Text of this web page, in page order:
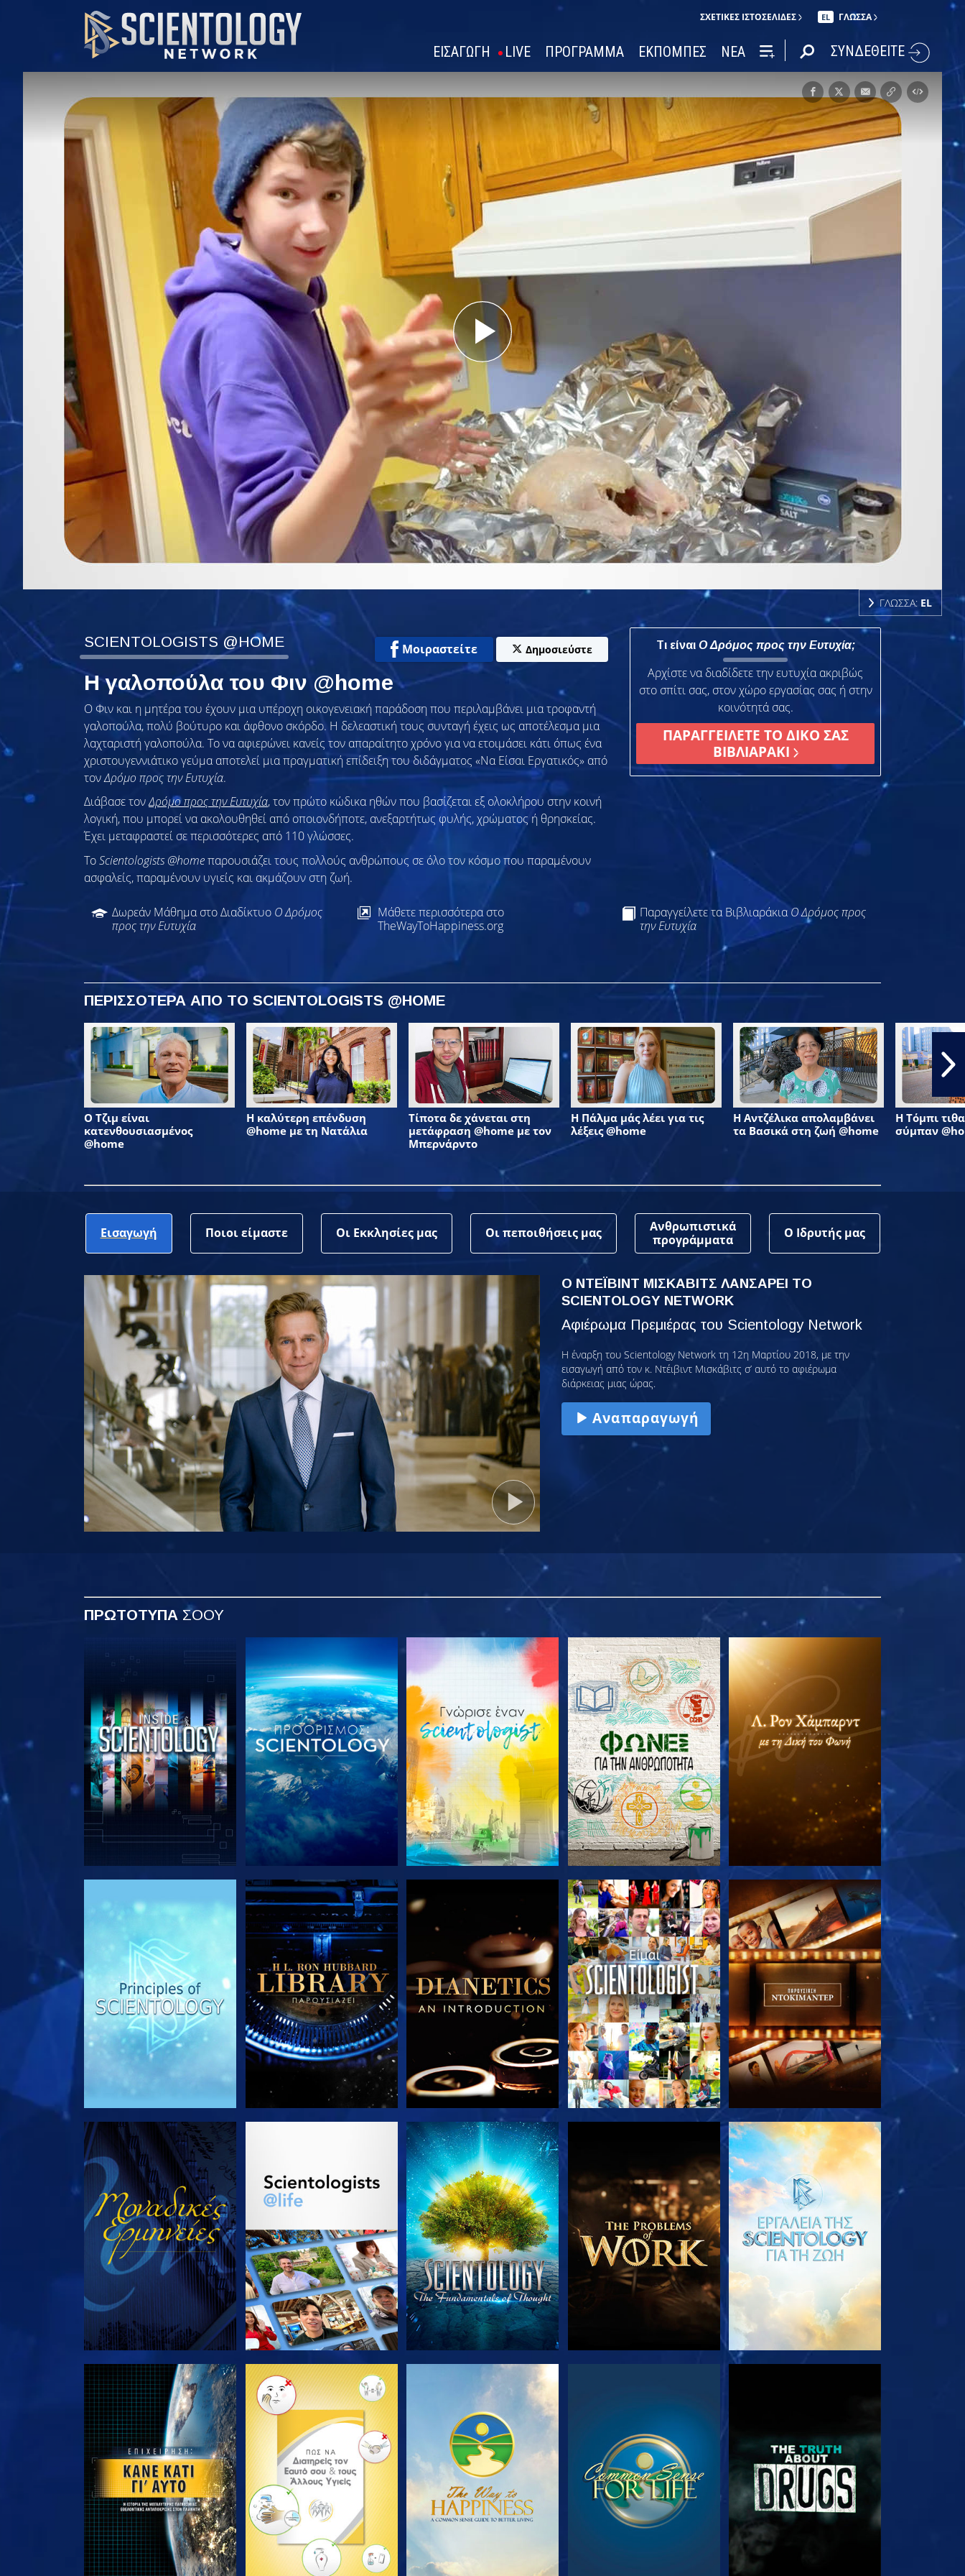
ΣΧΕΤΙΚΈΣ ΙΣΤΟΣΕΛΊΔΕΣ EL ΓΛΩΣΣΑ
ΕΙΣΑΓΩΓΗ LIVE ΠΡΟΓΡΑΜΜΑ ΕΚΠΟΜΠΕΣ ΝΕΑ ΣΥΝΔΕΘΕΙΤΕ
Play
Video
ΓΛΩΣΣΑ: EL
SCIENTOLOGISTS @HOME Μοιραστείτε Δημοσιεύστε
Η γαλοπούλα του Φιν @home
Ο Φιν και η μητέρα του έχουν μια υπέροχη οικογενειακή παράδοση που περιλαμβάνει μια τροφαντή
γαλοπούλα, πολύ βούτυρο και άφθονο σκόρδο. Η δελεαστική τους συνταγή έχεις ως αποτέλεσμα μια
λαχταριστή γαλοπούλα. Το να αφιερώνει κανείς τον απαραίτητο χρόνο για να ετοιμάσει κάτι όπως ένα
χριστουγεννιάτικο γεύμα αποτελεί μια πραγματική επίδειξη του διδάγματος «Να Είσαι Εργατικός» από
τονΔρόμο προς την Ευτυχία.
Διάβασε τονΔρόμο προς την Ευτυχία, τον πρώτο κώδικα ηθών που βασίζεται εξ ολοκλήρου στην κοινή
λογική, που μπορεί να ακολουθηθεί από οποιονδήποτε, ανεξαρτήτως φυλής, χρώματος ή θρησκείας.
Έχει μεταφραστεί σε περισσότερες από 110 γλώσσες.
ToScientologists @homeπαρουσιάζει τους πολλούς ανθρώπους σε όλο τον κόσμο που παραμένουν
ασφαλείς, παραμένουν υγιείς και ακμάζουν στη ζωή.
Τι είναι Ο Δρόμος προς την Ευτυχία;
Αρχίστε να διαδίδετε την ευτυχία ακριβώς
στο σπίτι σας, στον χώρο εργασίας σας ή στην
κοινότητά σας.
ΠΑΡΑΓΓΕΙΛΕΤΕ ΤΟ ΔΙΚΟ ΣΑΣ
ΒΙΒΛΙΑΡΑΚΙ
Δωρεάν Μάθημα στο Διαδίκτυο Ο Δρόμος
προς την Ευτυχία
Μάθετε περισσότερα στο
TheWayToHappiness.org
Παραγγείλετε τα ΒιβλιαράκιαΟ Δρόμος προς
την Ευτυχία
ΠΕΡΙΣΣΟΤΕΡΑ ΑΠΟ ΤΟ SCIENTOLOGISTS @HOME
Ο Τζιμ είναι
κατενθουσιασμένος
@home
Η καλύτερη επένδυση
@home με τη Νατάλια
Τίποτα δε χάνεται στη
μετάφραση @home με τον
Μπερνάρντο
Η Πάλμα μάς λέει για τις
λέξεις @home
Η Αντζέλικα απολαμβάνει
τα Βασικά στη ζωή @home
Η Τόμπι
σύμπαν
Εισαγωγή Ποιοι είμαστε Οι Εκκλησίες μας Οι πεποιθήσεις μας
Ανθρωπιστικά
προγράμματα
Ο Ιδρυτής μας
Ο ΝΤΕΪΒΙΝΤ ΜΙΣΚΑΒΙΤΣ ΛΑΝΣΑΡΕΙ ΤΟ
SCIENTOLOGY NETWORK
Αφιέρωμα Πρεμιέρας του Scientology Network
Η έναρξη του Scientology Network τη 12η Μαρτίου 2018, με την
εισαγωγή από τον κ. Ντέιβιντ Μισκάβιτς σ’ αυτό το αφιέρωμα
διάρκειας μιας ώρας.
Αναπαραγωγή
ΠΡΩΤΟΤΥΠΑ ΣΟΟΥ
ΕΞΕΡΕΥΝΗΣΤΕ ΤΗ ΣΕΙΡΑ ΕΞΕΡΕΥΝΗΣΤΕ ΤΗ ΣΕΙΡΑ ΕΞΕΡΕΥΝΗΣΤΕ ΤΗ ΣΕΙΡΑ ΕΞΕΡΕΥΝΗΣΤΕ ΤΗ ΣΕΙΡΑ ΕΞΕΡΕΥΝΗΣΤΕ ΤΗ ΣΕΙΡΑ
ΠΑΡΑΚΟΛΟΥΘΗΣΤΕ ΠΑΡΑΚΟΛΟΥΘΗΣΤΕ ΕΞΕΡΕΥΝΗΣΤΕ ΤΗ ΣΕΙΡΑ ΕΞΕΡΕΥΝΗΣΤΕ ΤΗ ΣΕΙΡΑ
ΕΞΕΡΕΥΝΗΣΤΕ ΤΗ ΣΕΙΡΑ ΕΞΕΡΕΥΝΗΣΤΕ ΤΗ ΣΕΙΡΑ